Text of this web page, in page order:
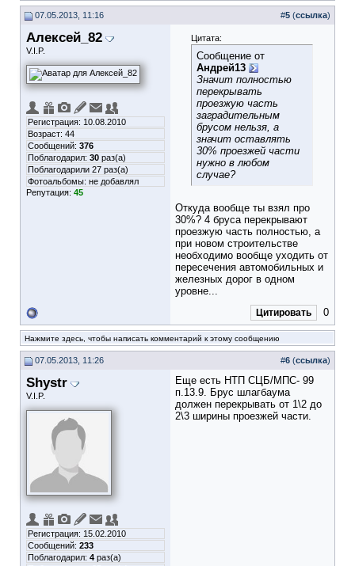
07.05.2013, 11:16 #5 (ссылка)
Алексей_82
V.I.P.
Регистрация: 10.08.2010
Возраст: 44
Сообщений: 376
Поблагодарил: 30 раз(а)
Поблагодарили 27 раз(а)
Фотоальбомы: не добавлял
Репутация: 45
Цитата:
Сообщение от
Андрей13
Значит полностью
перекрывать
проезжую часть
заградительным
брусом нельзя, а
значит оставлять
30% проезжей части
нужно в любом
случае?
Откуда вообще ты взял про
30%? 4 бруса перекрывают
проезжую часть полностью, а
при новом строительстве
необходимо вообще уходить от
пересечения автомобильных и
железных дорог в одном
уровне...
Цитировать 0
Нажмите здесь, чтобы написать комментарий к этому сообщению
07.05.2013, 11:26 #6 (ссылка)
Shystr
V.I.P.
Регистрация: 15.02.2010
Сообщений: 233
Поблагодарил: 4 раз(а)
Еще есть НТП СЦБ/МПС- 99
п.13.9. Брус шлагбаума
должен перекрывать от 1\2 до
2\3 ширины проезжей части.